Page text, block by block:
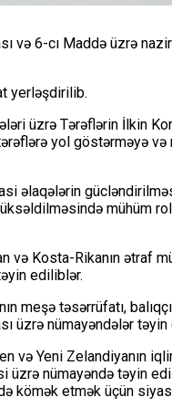
və 6-cı Maddə üzrə
yerləşdirilib.
üzrə Tərəflərin İlkin
yol göstərməyə və
əlaqələrin
mühüm rol
və Kosta-Rikanın ətraf
ediliblər.
meşə təsərrüfatı,
üzrə nümayəndələr təyin
və Yeni Zelandiyanın
nümayəndə təyin
kömək etmək üçün